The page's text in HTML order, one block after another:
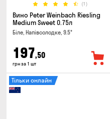
(1)
Вино Peter Weinbach Riesling
Medium Sweet 0.75л
Біле, Напівсолодке, 9.5°
197,50
грн за 1 шт
Тільки онлайн